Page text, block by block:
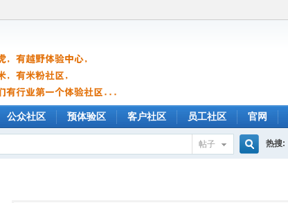
公众社区 预体验区 客户社区 员工社区 官网
帖子 热搜: